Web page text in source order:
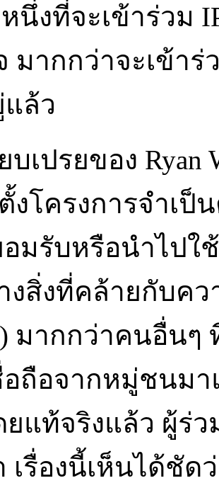
นึ่งที่จะเข้าร่วม
มากกว่าจะเข้า
ล้ว
บเปรยของ
งโครงการจำเป็
มรับหรือนำไปใ
สิ่งที่คล้ายกับคว
มากกว่าคนอื่นๆ
อถือจากหมู่ชนมา
ยแท้จริงแล้ว ผู้ร่
เรื่องนี้เห็นได้ชั